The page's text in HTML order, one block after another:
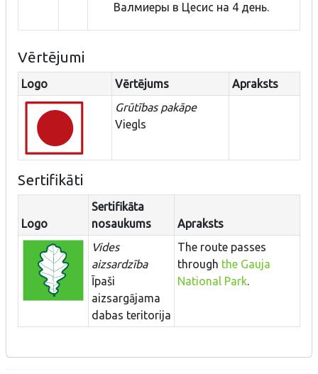
Валмиеры в Цесис на 4 день.
Vērtējumi
Logo Vērtējums
Apraksts
Grūtības pakāpe
Viegls
Sertifikāti
Logo
Sertifikāta
nosaukums
Apraksts
Vides
aizsardzība
Īpaši
aizsargājama
dabas teritorija
The route passes
through the Gauja
National Park.